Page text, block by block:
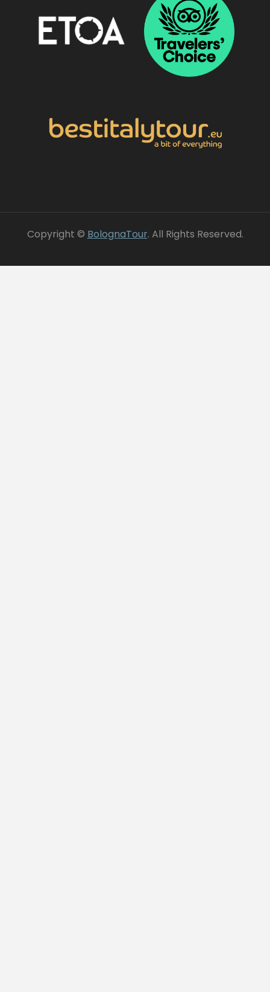
Copyright © BolognaTour. All Rights Reserved.